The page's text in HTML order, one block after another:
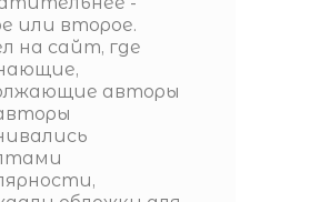
или второе.
на сайт, где
авторы